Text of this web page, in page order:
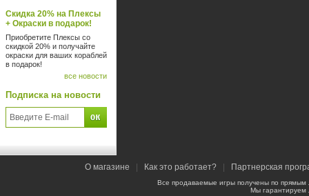
Скидка 20% на Плексы
+ Окраски в подарок!
Приобретите Плексы со
скидкой 20% и получайте
окраски для ваших кораблей
в подарок!
все новости
Подписка на новости
О магазине Как это работает? Партнерская
Все продаваемые игры получены по
Мы гарантируем